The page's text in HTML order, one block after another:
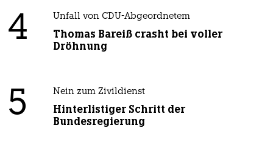
4 Unfall von CDU-Abgeordnetem
Thomas Bareiß crasht bei voller
Dröhnung
5 Nein zum Zivildienst
Hinterlistiger Schritt der
Bundesregierung